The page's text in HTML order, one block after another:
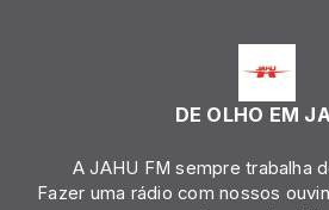
DE OLHO EM
A JAHU FM sempre trabalha
Fazer uma rádio com nossos